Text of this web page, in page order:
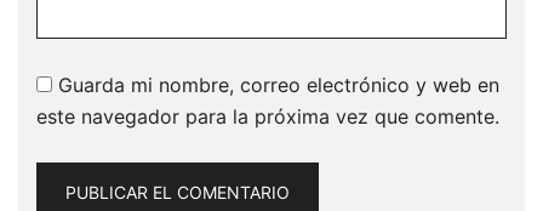
Guarda mi nombre, correo electrónico y web en
este navegador para la próxima vez que comente.